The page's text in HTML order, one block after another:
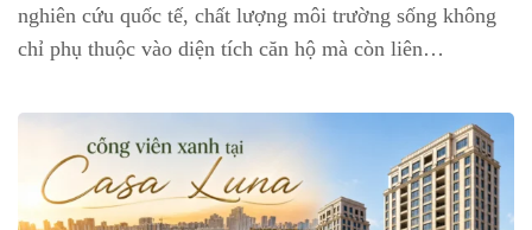
nghiên cứu quốc tế, chất lượng môi trường sống không
chỉ phụ thuộc vào diện tích căn hộ mà còn liên…